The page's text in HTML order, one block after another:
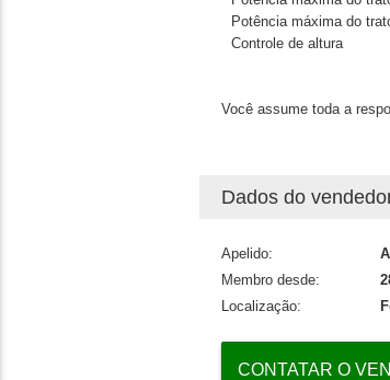
Potência máxima do
Controle de altura
Você assume toda a
Dados do
Apelido:
Membro desde:
Localização:
CONTATAR O